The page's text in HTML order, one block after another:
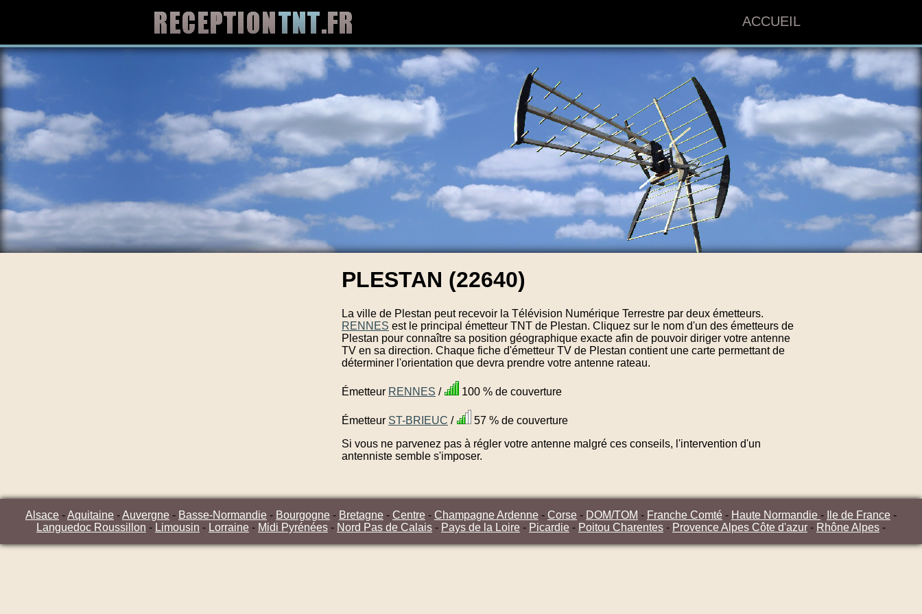
ACCUEIL
PLESTAN (22640)
La ville de Plestan peut recevoir la Télévision Numérique Terrestre par deux émetteurs.
RENNES est le principal émetteur TNT de Plestan. Cliquez sur le nom d'un des émetteurs de
Plestan pour connaître sa position géographique exacte afin de pouvoir diriger votre antenne
TV en sa direction. Chaque fiche d'émetteur TV de Plestan contient une carte permettant de
déterminer l'orientation que devra prendre votre antenne rateau.
Émetteur RENNES / 100 % de couverture
Émetteur ST-BRIEUC /
57 % de couverture
Si vous ne parvenez pas à régler votre antenne malgré ces conseils, l'intervention d'un
antenniste semble s'imposer.
Alsace -Aquitaine -Auvergne - Basse-Normandie - Bourgogne - Bretagne - Centre - Champagne Ardenne - Corse - DOM/TOM - Franche Comté - Haute Normandie - Ile de France -
Languedoc Roussillon - Limousin - Lorraine - Midi Pyrénées - Nord Pas de Calais - Pays de la Loire - Picardie - Poitou Charentes - Provence Alpes Côte d'azur - Rhône Alpes -